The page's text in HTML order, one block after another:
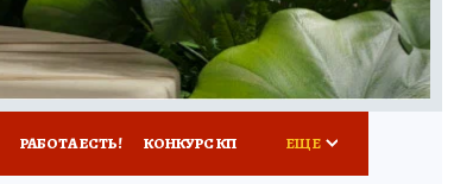
РАБОТА ЕСТЬ! КОНКУРС КП ЕЩЕ